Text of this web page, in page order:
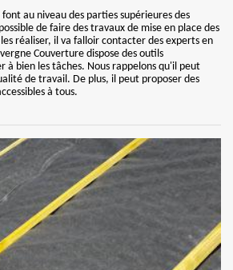
au niveau des parties supérieures des
de faire des travaux de mise en place des
réaliser, il va falloir contacter des experts en
Couverture dispose des outils
à bien les tâches. Nous rappelons qu'il peut
de travail. De plus, il peut proposer des
à tous.